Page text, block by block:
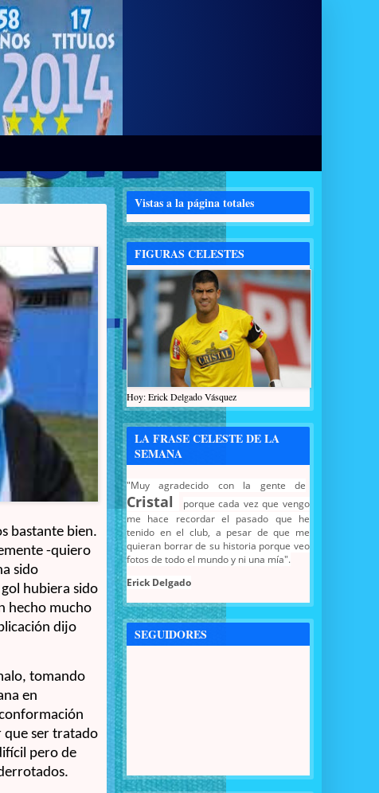
bastante bien.
-quiero
sido
hubiera sido
hecho mucho
dijo
tomando
en
que ser tratado
pero de
Vistas a la página totales
FIGURAS CELESTES
Hoy: Erick Delgado Vásquez
LA FRASE CELESTE DE LA
SEMANA
"Muy agradecido con la gente de
Cristal
porque cada vez que vengo
me hace recordar el pasado que he
tenido en el club, a pesar de que me
quieran borrar de su historia porque veo
fotos de todo el mundo y ni una mía".
Erick Delgado
SEGUIDORES